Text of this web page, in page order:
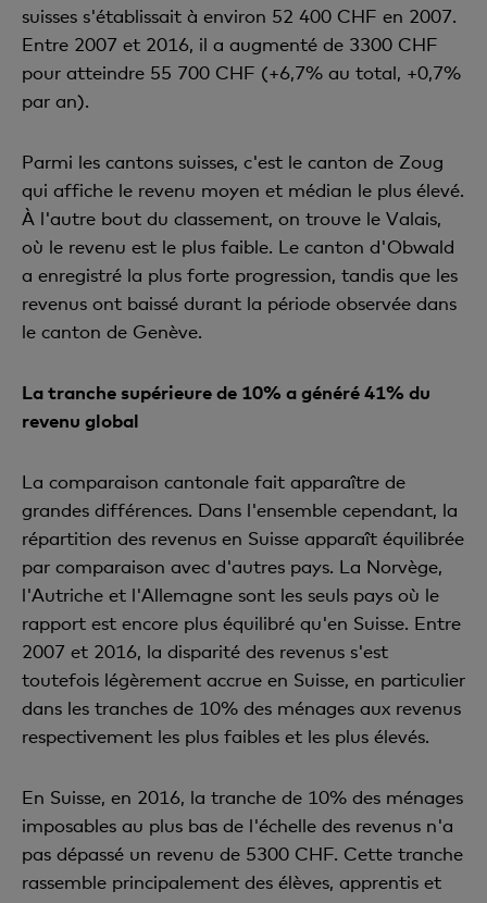
suisses s'établissait à environ 52 400 CHF en 2007.
Entre 2007 et 2016, il a augmenté de 3300 CHF
pour atteindre 55 700 CHF (+6,7% au total, +0,7%
par an).
Parmi les cantons suisses, c'est le canton de Zoug
qui affiche le revenu moyen et médian le plus élevé.
À l'autre bout du classement, on trouve le Valais,
où le revenu est le plus faible. Le canton d'Obwald
a enregistré la plus forte progression, tandis que les
revenus ont baissé durant la période observée dans
le canton de Genève.
La tranche supérieure de 10% a généré 41% du
revenu global
La comparaison cantonale fait apparaître de
grandes différences. Dans l'ensemble cependant, la
répartition des revenus en Suisse apparaît équilibrée
par comparaison avec d'autres pays. La Norvège,
l'Autriche et l'Allemagne sont les seuls pays où le
rapport est encore plus équilibré qu'en Suisse. Entre
2007 et 2016, la disparité des revenus s'est
toutefois légèrement accrue en Suisse, en particulier
dans les tranches de 10% des ménages aux revenus
respectivement les plus faibles et les plus élevés.
En Suisse, en 2016, la tranche de 10% des ménages
imposables au plus bas de l'échelle des revenus n'a
pas dépassé un revenu de 5300 CHF. Cette tranche
rassemble principalement des élèves, apprentis et